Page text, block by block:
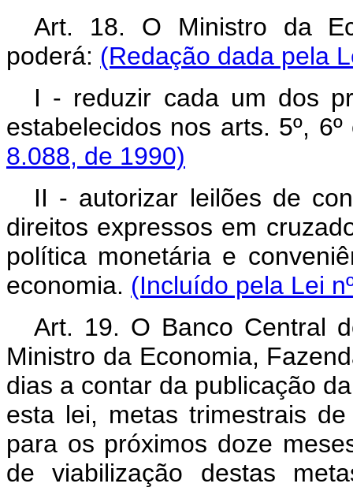
Art. 18. O Ministro da
poderá: (Redação dada pela
I - reduzir cada um dos
estabelecidos nos arts. 5º,
8.088, de 1990)
II - autorizar leilões de
direitos expressos em
política monetária e
economia. (Incluído pela Lei
Art. 19. O Banco Central
Ministro da Economia,
dias a contar da publicação
esta lei, metas trimestrais
para os próximos doze
de viabilização destas